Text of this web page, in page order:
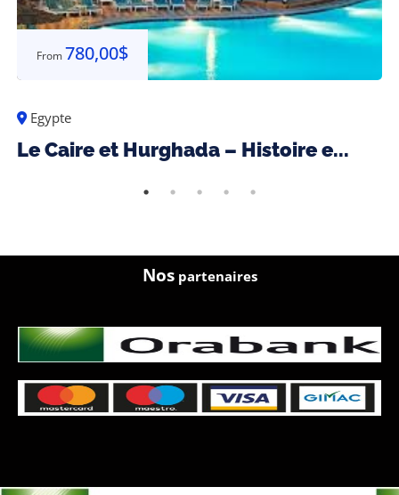
From780,00$
Egypte
Le Caire et Hurghada – Histoire e...
Nospartenaires